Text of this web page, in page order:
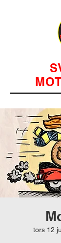
tors 12